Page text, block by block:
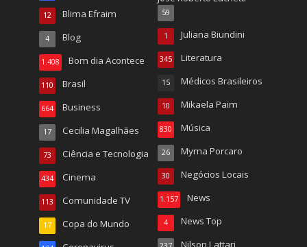
Blima Efraim
12
Blog
4
Bom dia Acontece
1.408
Brasil
110
Business
664
Cecilia Magalhães
17
Ciência e Tecnologia
73
Cinema
434
Comunidade TV
113
Copa do Mundo
17
59
Juliana Biundini
1
Literatura
345
Médicos Brasileiros
15
Mikaela Paim
10
Música
830
Myrna Porcaro
26
Negócios Locais
30
News
1.157
News Top
4
Nilson Lattari